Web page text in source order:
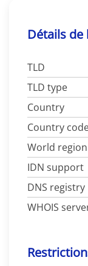
Détails de
TLD
TLD type
Country
Country
World region
IDN support
DNS registry
WHOIS